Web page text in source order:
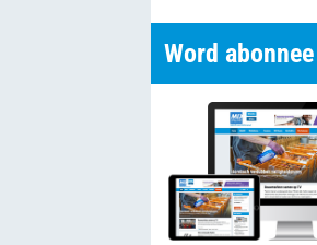
Word abonnee